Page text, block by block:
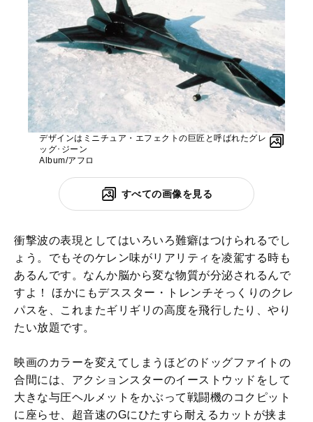
デザインはミニチュア・エフェクトの巨匠と呼ばれたグレ
ッグ･ジーン
Album/アフロ
すべての画像を見る
衝撃波の表現としてはいろいろ難癖はつけられるでし
ょう。でもそのケレン味がリアリティを凌駕する時も
あるんです。なんか脳から変な物質が分泌されるんで
すよ！ ほかにもデススター・トレンチそっくりのクレ
パスを、これまたギリギリの高度を飛行したり、やり
たい放題です。
映画のカラーを変えてしまうほどのドッグファイトの
合間には、アクションスターのイーストウッドをして
大きな与圧ヘルメットをかぶって戦闘機のコクピット
に座らせ、超音速のGにひたすら耐えるカットが挟ま